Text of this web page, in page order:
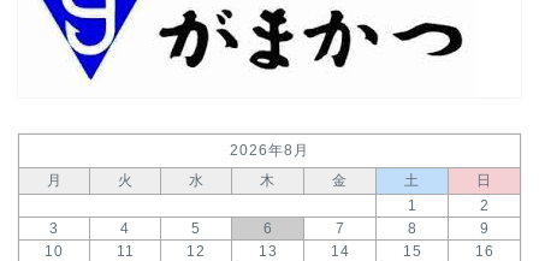
2026年8月
月
火 水 木 金 土
日
1
2
3
4 5 6 7 8
9
10
11 12 13 14 15
16